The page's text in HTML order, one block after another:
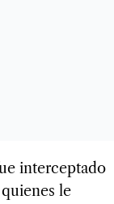
interceptado
le